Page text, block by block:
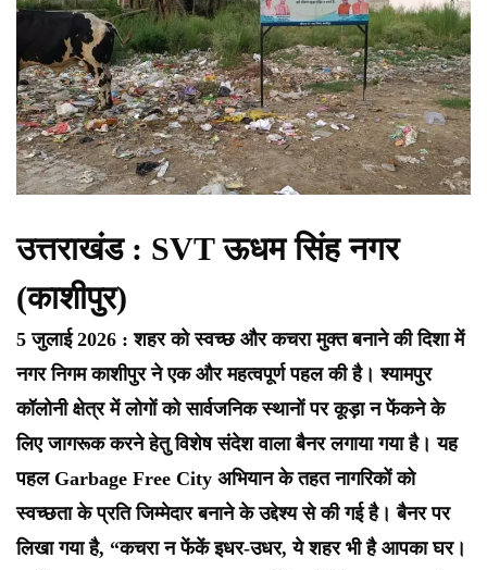
उत्तराखंड : SVT ऊधम सिंह नगर
(काशीपुर)
5 जुलाई 2026 : शहर को स्वच्छ और कचरा मुक्त बनाने की दिशा में
नगर निगम काशीपुर ने एक और महत्वपूर्ण पहल की है। श्यामपुर
कॉलोनी क्षेत्र में लोगों को सार्वजनिक स्थानों पर कूड़ा न फेंकने के
लिए जागरूक करने हेतु विशेष संदेश वाला बैनर लगाया गया है। यह
पहल Garbage Free City अभियान के तहत नागरिकों को
स्वच्छता के प्रति जिम्मेदार बनाने के उद्देश्य से की गई है।बैनर पर
लिखा गया है, “कचरा न फेंकें इधर-उधर, ये शहर भी है आपका घर।